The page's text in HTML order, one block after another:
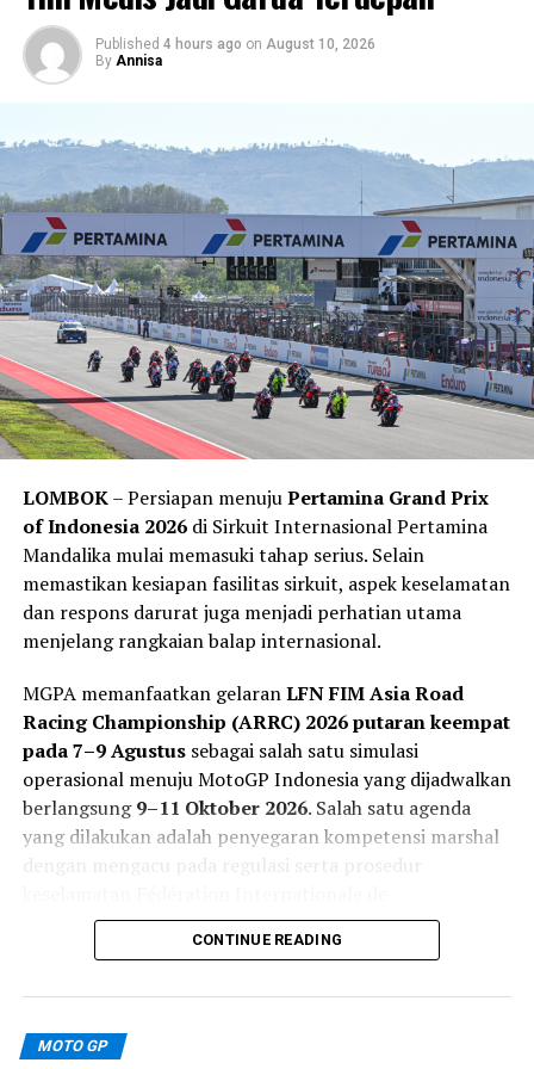
sang pemimpin lomba, namun perbedaan ritme
membuatnya memilih bermain aman dan finis sekitar
dua detik di belakang.
Sementara itu, Acosta tetap mampu mempertahankan
posisi podium meski melakukan beberapa kesalahan
selama balapan. Podium ini menjadi salah satu hasil
penting bagi pembalap muda asal Spanyol tersebut
dalam menjaga konsistensi performa musim ini.
PembalapPertamina Enduro VR46 Racing Team,
Fabio Di Giannantonio, kembali menjadi pembalap
Ducati terbaik dengan finis di posisi keempat. Sedangkan
posisi kelima setelah menjalani hukuman long lap
penalty akibat insiden pada sesi Sprint.
Dominasi Aprilia dan
Momentum Juara
paket motorAprilia RS-GPyang tampil kompetitif di
lintasan teknis seperti COTA. Konsistensi kecepatan,
Dengan kemenangan hattrick ini, posisi Bezzecchi dalam
Published 4 hours ago on August 10, 2026
By Annisa
LOMBOK– Persiapan menujuPertamina Grand Prix
of Indonesia 2026di Sirkuit Internasional Pertamina
Mandalika mulai memasuki tahap serius. Selain
memastikan kesiapan fasilitas sirkuit, aspek keselamatan
dan respons darurat juga menjadi perhatian utama
menjelang rangkaian balap internasional.
MGPA memanfaatkan gelaranLFN FIM Asia Road
Racing Championship (ARRC) 2026 putaran keempat
pada 7–9 Agustussebagai salah satu simulasi
operasional menuju MotoGP Indonesia yang dijadwalkan
berlangsung9–11 Oktober 2026. Salah satu agenda
yang dilakukan adalah penyegaran kompetensi marshal
dengan mengacu pada regulasi serta prosedur
Motocyclisme (FIM).
kompleksitas operasional yang lebih tinggi. Setiap
sektor lintasan membutuhkan personel yang memahami
prosedur evakuasi, komunikasi, penanganan insiden,
CONTINUE READING
MOTO GP